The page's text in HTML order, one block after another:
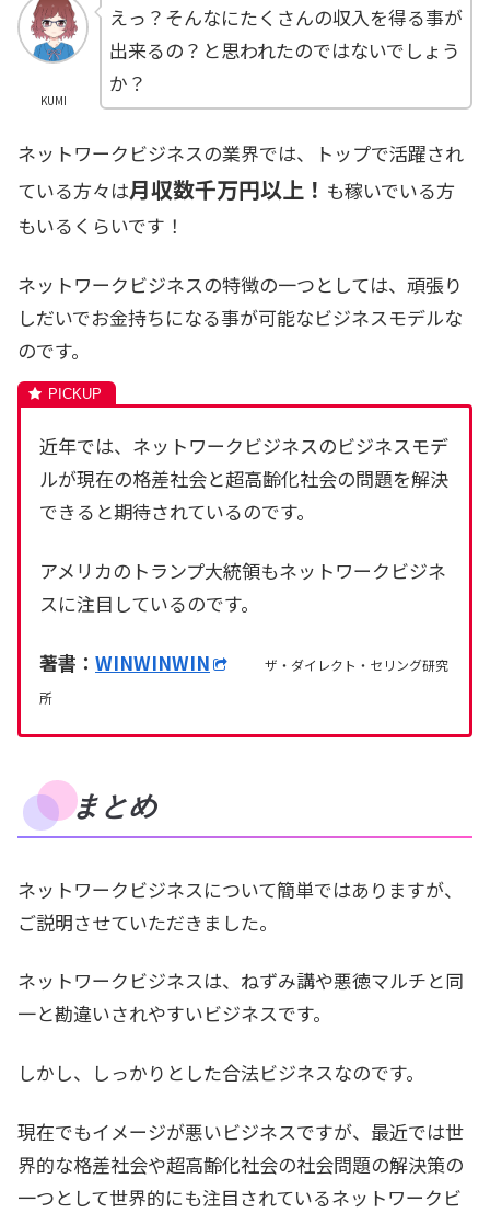
KUMI
えっ？そんなにたくさんの収入を得る事が
出来るの？と思われたのではないでしょう
か？
ネットワークビジネスの業界では、トップで活躍され
ている方々は月収数千万円以上！ も稼いでいる方
もいるくらいです！
ネットワークビジネスの特徴の一つとしては、頑張り
しだいでお金持ちになる事が可能なビジネスモデルな
のです。
近年では、ネットワークビジネスのビジネスモデ
ルが現在の格差社会と超高齢化社会の問題を解決
できると期待されているのです。
アメリカのトランプ大統領もネットワークビジネ
スに注目しているのです。
著書： WINWINWIN
ザ・ダイレクト・セリング研究
所
まとめ
ネットワークビジネスについて簡単ではありますが、
ご説明させていただきました。
ネットワークビジネスは、ねずみ講や悪徳マルチと同
一と勘違いされやすいビジネスです。
しかし、しっかりとした合法ビジネスなのです。
現在でもイメージが悪いビジネスですが、最近では世
界的な格差社会や超高齢化社会の社会問題の解決策の
一つとして世界的にも注目されているネットワークビ